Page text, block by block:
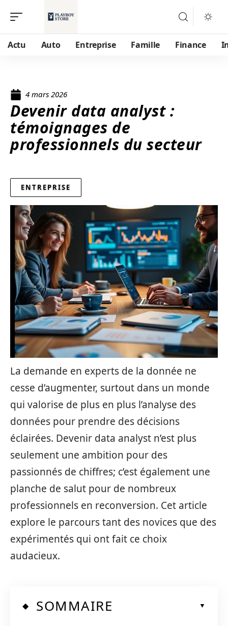
Actu Auto Entreprise Famille Finance
4 mars 2026
Devenir data analyst :
témoignages de
professionnels du secteur
ENTREPRISE
La demande en experts de la donnée ne
cesse d’augmenter, surtout dans un monde
qui valorise de plus en plus l’analyse des
données pour prendre des décisions
éclairées. Devenir data analyst n’est plus
seulement une ambition pour des
passionnés de chiffres; c’est également une
planche de salut pour de nombreux
professionnels en reconversion. Cet article
explore le parcours tant des novices que des
expérimentés qui ont fait ce choix
audacieux.
SOMMAIRE